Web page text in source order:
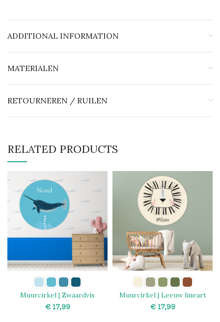
ADDITIONAL INFORMATION
MATERIALEN
RETOURNEREN / RUILEN
RELATED PRODUCTS
Muurcirkel | Zwaardvis
€
Muurcirkel | Leeuw lineart
€